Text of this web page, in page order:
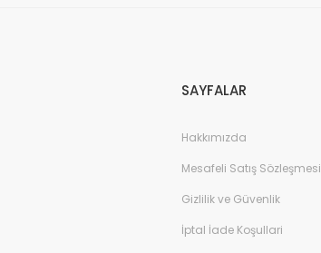
SAYFALAR
Hakkımızda
Mesafeli Satış Sözleşmesi
Gizlilik ve Güvenlik
İptal İade Koşullari